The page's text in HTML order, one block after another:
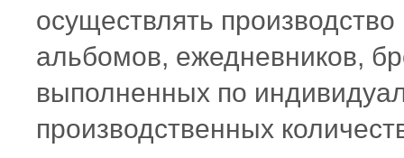
осуществлять
альбомов, ежедневников,
выполненных по
производственных